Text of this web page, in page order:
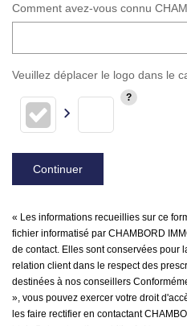
Comment avez-vous connu
Veuillez déplacer le logo dans le
Continuer
« Les informations recueillies sur ce
fichier informatisé par CHAMBORD
de contact. Elles sont conservées pour
relation client dans le respect des
destinées à nos conseillers
», vous pouvez exercer votre droit
les faire rectifier en contactant